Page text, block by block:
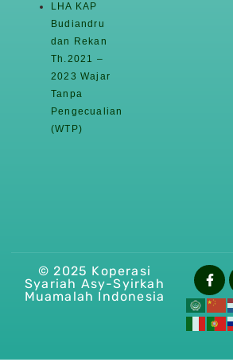
LHA KAP
Budiandru
dan Rekan
Th.2021 –
2023 Wajar
Tanpa
Pengecualian
(WTP)
© 2025 Koperasi
Syariah Asy-Syirkah
Muamalah Indonesia